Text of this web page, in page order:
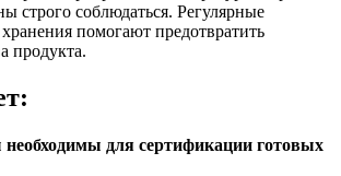
строго соблюдаться. Регулярные
помогают предотвратить
продукта.
для сертификации готовых